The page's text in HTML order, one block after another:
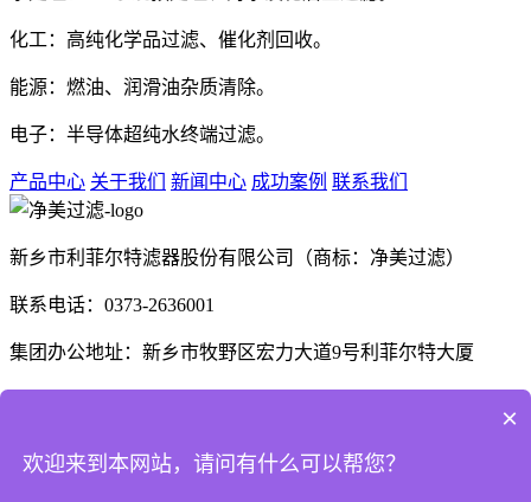
化工：高纯化学品过滤、催化剂回收。
能源：燃油、润滑油杂质清除。
电子：半导体超纯水终端过滤。
产品中心 关于我们 新闻中心 成功案例 联系我们
新乡市利菲尔特滤器股份有限公司（商标：净美过滤）
联系电话：0373-2636001
集团办公地址：新乡市牧野区宏力大道9号利菲尔特大厦
河南省商丘市梁园区晨风大道1号
×
欢迎来到本网站，请问有什么可以帮您？